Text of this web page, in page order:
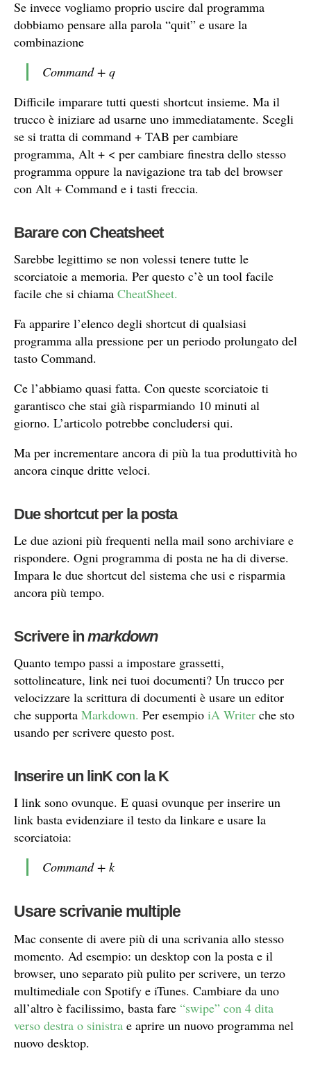
Se invece vogliamo proprio uscire dal programma
dobbiamo pensare alla parola “quit” e usare la
combinazione
Command + q
Difficile imparare tutti questi shortcut insieme. Ma il
trucco è iniziare ad usarne uno immediatamente. Scegli
se si tratta di command + TAB per cambiare
programma, Alt + < per cambiare finestra dello stesso
programma oppure la navigazione tra tab del browser
con Alt + Command e i tasti freccia.
Barare con Cheatsheet
Sarebbe legittimo se non volessi tenere tutte le
scorciatoie a memoria. Per questo c’è un tool facile
facile che si chiama CheatSheet.
Fa apparire l’elenco degli shortcut di qualsiasi
programma alla pressione per un periodo prolungato del
tasto Command.
Ce l’abbiamo quasi fatta. Con queste scorciatoie ti
garantisco che stai già risparmiando 10 minuti al
giorno. L’articolo potrebbe concludersi qui.
Ma per incrementare ancora di più la tua produttività ho
ancora cinque dritte veloci.
Due shortcut per la posta
Le due azioni più frequenti nella mail sono archiviare e
rispondere. Ogni programma di posta ne ha di diverse.
Impara le due shortcut del sistema che usi e risparmia
ancora più tempo.
Scrivere in markdown
Quanto tempo passi a impostare grassetti,
sottolineature, link nei tuoi documenti? Un trucco per
velocizzare la scrittura di documenti è usare un editor
che supporta Markdown. Per esempio iA Writer che sto
usando per scrivere questo post.
Inserire un linK con la K
I link sono ovunque. E quasi ovunque per inserire un
link basta evidenziare il testo da linkare e usare la
scorciatoia:
Command + k
Usare scrivanie multiple
Mac consente di avere più di una scrivania allo stesso
momento. Ad esempio: un desktop con la posta e il
browser, uno separato più pulito per scrivere, un terzo
multimediale con Spotify e iTunes. Cambiare da uno
all’altro è facilissimo, basta fare “swipe” con 4 dita
verso destra o sinistra e aprire un nuovo programma nel
nuovo desktop.